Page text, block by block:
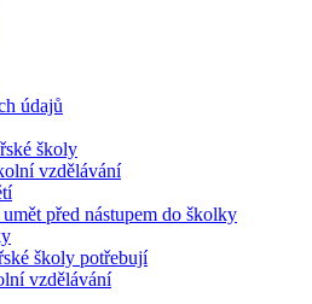
údajů
školy
vzdělávání
před nástupem do školky
školy potřebují
vzdělávání